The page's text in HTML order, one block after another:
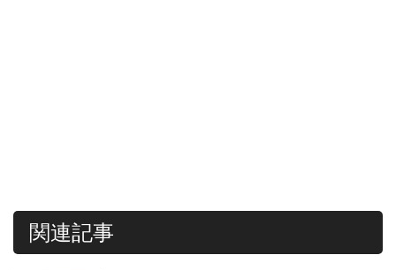
関連記事